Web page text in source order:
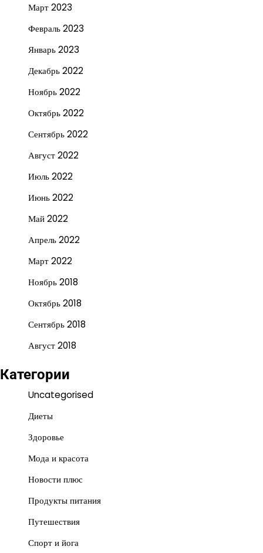
Март 2023
Февраль 2023
Январь 2023
Декабрь 2022
Ноябрь 2022
Октябрь 2022
Сентябрь 2022
Август 2022
Июль 2022
Июнь 2022
Май 2022
Апрель 2022
Март 2022
Ноябрь 2018
Октябрь 2018
Сентябрь 2018
Август 2018
Категории
Uncategorised
Диеты
Здоровье
Мода и красота
Новости плюс
Продукты питания
Путешествия
Спорт и йога